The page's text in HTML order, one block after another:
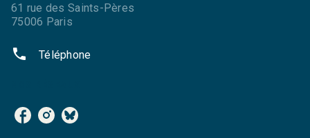
61 rue des Saints-Pères
75006 Paris
phone Téléphone